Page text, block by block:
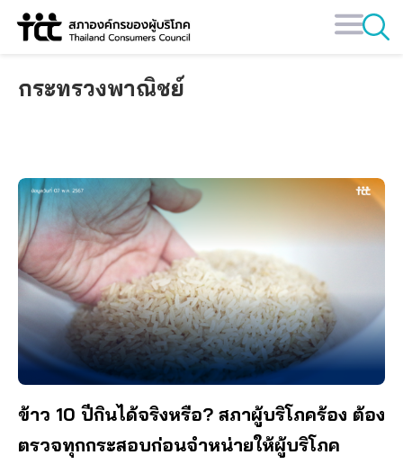
Skip
กระทรวงพาณิชย์
ข้าว 10 ปีกินได้จริงหรือ? สภาผู้บริโภคร้อง ต้อง
ตรวจทุกกระสอบก่อนจำหน่ายให้ผู้บริโภค